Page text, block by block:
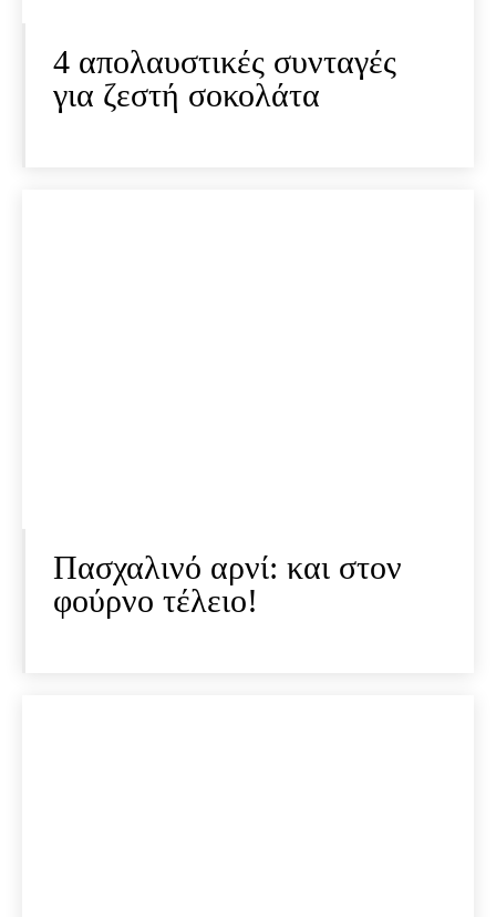
4 απολαυστικές συνταγές
για ζεστή σοκολάτα
Πασχαλινό αρνί: και στον
φούρνο τέλειο!